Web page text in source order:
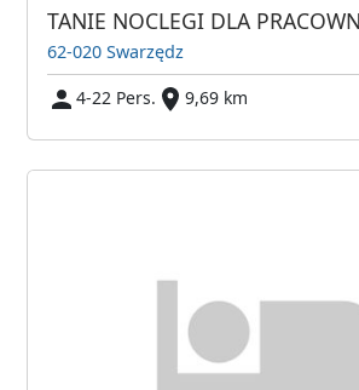
62-020 Swarzędz
4-22 Pers.
9,69 km